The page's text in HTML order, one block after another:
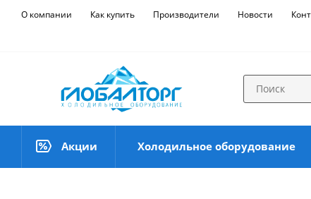
О компании Как купить Производители Новости
Акции Холодильное оборудование